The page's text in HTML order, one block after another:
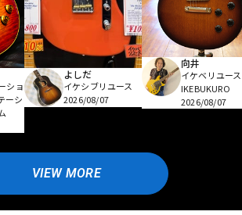
ショ
ーシ
よしだ
イケシブリユース
2026/08/07
向井
イケベリユース
IKEBUKURO
2026/08/07
VIEW MORE